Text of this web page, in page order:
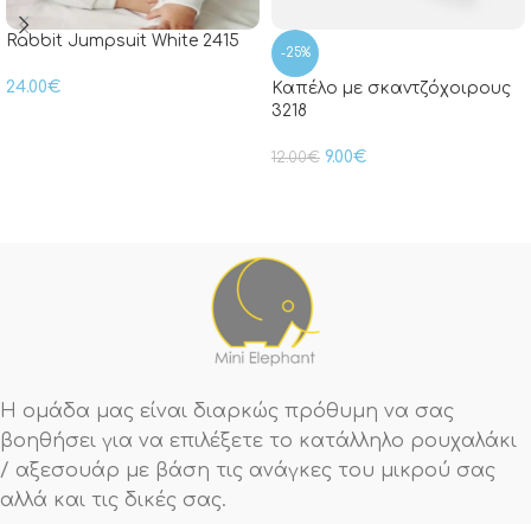
Rabbit Jumpsuit White 2415
24.00€
-25%
Καπέλο με σκαντζόχοιρους
3218
12.00€ 9.00€
Η ομάδα μας είναι διαρκώς πρόθυμη να σας
βοηθήσει για να επιλέξετε το κατάλληλο ρουχαλάκι
/ αξεσουάρ με βάση τις ανάγκες του μικρού σας
αλλά και τις δικές σας.